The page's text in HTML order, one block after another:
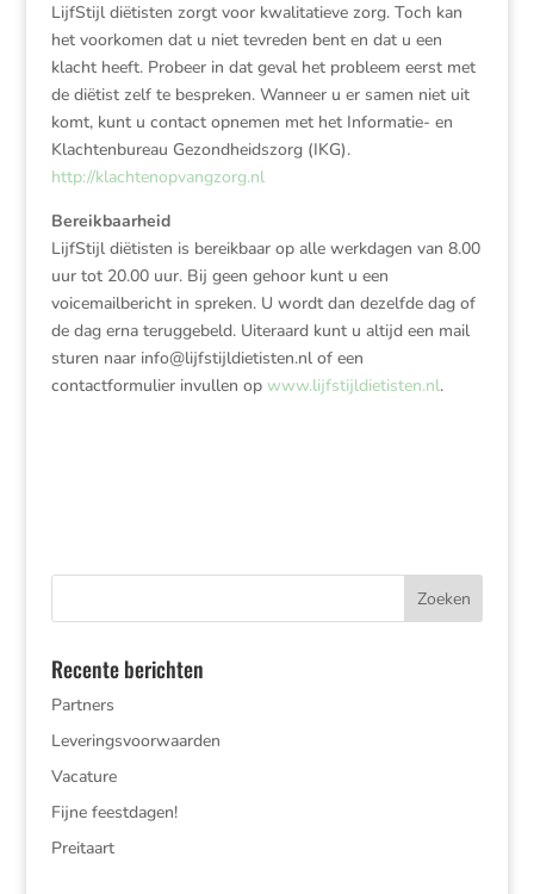
LijfStijl diëtisten zorgt voor kwalitatieve zorg. Toch kan
het voorkomen dat u niet tevreden bent en dat u een
klacht heeft. Probeer in dat geval het probleem eerst met
de diëtist zelf te bespreken. Wanneer u er samen niet uit
komt, kunt u contact opnemen met het Informatie- en
Klachtenbureau Gezondheidszorg (IKG).
http://klachtenopvangzorg.nl
Bereikbaarheid
LijfStijl diëtisten is bereikbaar op alle werkdagen van 8.00
uur tot 20.00 uur. Bij geen gehoor kunt u een
voicemailbericht in spreken. U wordt dan dezelfde dag of
de dag erna teruggebeld. Uiteraard kunt u altijd een mail
sturen naar info@lijfstijldietisten.nl of een
contactformulier invullen op www.lijfstijldietisten.nl.
Recente berichten
Partners
Leveringsvoorwaarden
Vacature
Fijne feestdagen!
Preitaart